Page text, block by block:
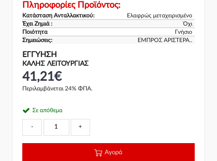
Πληροφορίες Προϊόντος:
Κατάσταση Ανταλλακτικού:
Ελαφρώς μεταχειρισμένο
Έχει Ζημιά :
Όχι
Ποιότητα
Γνήσιο
Σημειώσεις:
ΕΜΠΡΟΣ ΑΡΙΣΤΕΡΑ..
ΕΓΓΎΗΣΗ
ΚΑΛΗΣ ΛΕΙΤΟΥΡΓΙΑΣ
41,21€
Περιλαμβάνεται 24% ΦΠΑ.
Σε απόθεμα
- +
Αγορά